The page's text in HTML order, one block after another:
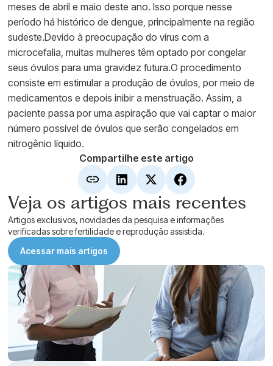
meses de abril e maio deste ano. Isso porque nesse
período há histórico de dengue, principalmente na região
sudeste.Devido à preocupação do vírus com a
microcefalia, muitas mulheres têm optado por congelar
seus óvulos para uma gravidez futura.O procedimento
consiste em estimular a produção de óvulos, por meio de
medicamentos e depois inibir a menstruação. Assim, a
paciente passa por uma aspiração que vai captar o maior
número possível de óvulos que serão congelados em
nitrogênio líquido.
Compartilhe este artigo
Veja os artigos mais recentes
Artigos exclusivos, novidades da pesquisa e informações
verificadas sobre fertilidade e reprodução assistida.
Acessar mais artigos